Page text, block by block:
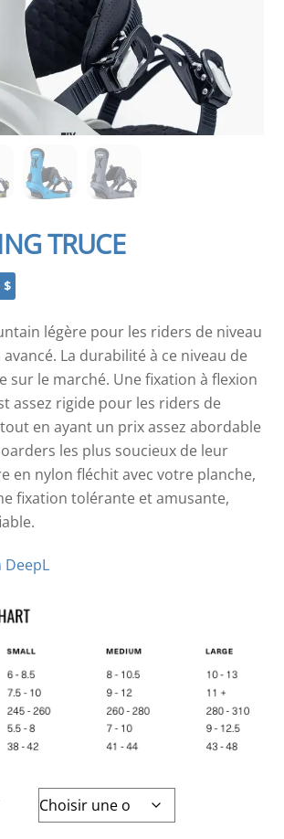
TRUCE
$
prix
actuel
est :
169,95 $.
légère pour les riders de niveau
La durabilité à ce niveau de
sur le marché. Une fixation à flexion
assez rigide pour les riders de
en ayant un prix assez abordable
les plus soucieux de leur
en nylon fléchit avec votre planche,
fixation tolérante et amusante,